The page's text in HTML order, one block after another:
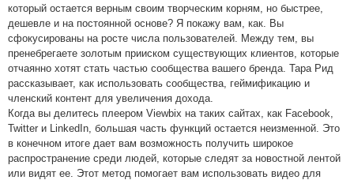
который остается верным своим творческим корням, но быстрее,
дешевле и на постоянной основе? Я покажу вам, как. Вы
сфокусированы на росте числа пользователей. Между тем, вы
пренебрегаете золотым прииском существующих клиентов, которые
отчаянно хотят стать частью сообщества вашего бренда. Тара Рид
рассказывает, как использовать сообщества, геймификацию и
членский контент для увеличения дохода.
Когда вы делитесь плеером Viewbix на таких сайтах, как Facebook,
Twitter и LinkedIn, большая часть функций остается неизменной. Это
в конечном итоге дает вам возможность получить широкое
распространение среди людей, которые следят за новостной лентой
или видят ее. Этот метод помогает вам использовать видео для